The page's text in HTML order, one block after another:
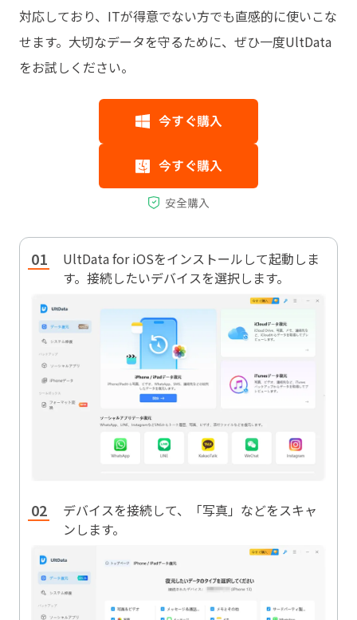
対応しており、ITが得意でない方でも直感的に使いこな
せます。大切なデータを守るために、ぜひ一度UltData
をお試しください。
UltData for iOSをインストールして起動しま
す。接続したいデバイスを選択します。
デバイスを接続して、「写真」などをスキャ
ンします。